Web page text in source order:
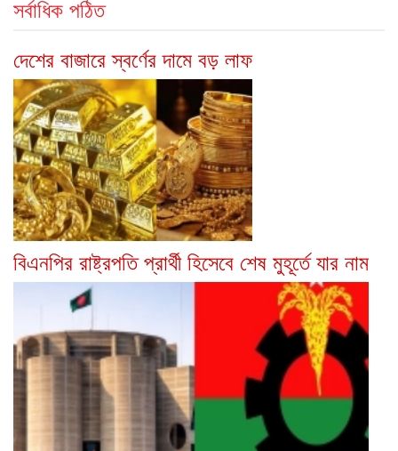
সর্বাধিক পঠিত
দেশের বাজারে স্বর্ণের দামে বড় লাফ
বিএনপির রাষ্ট্রপতি প্রার্থী হিসেবে শেষ মুহূর্তে যার নাম